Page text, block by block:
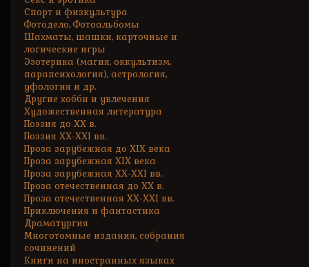
Спорт и физкультура
Фотодело, Фотоальбомы
Шахматы, шашки, карточные и
логические игры
Эзотерика (магия, оккультизм,
парапсихология), астрология,
уфология и др.
Другие хобби и увлечения
Художественная литература
Поэзия до XX в.
Поэзия XX-XXI вв.
Проза зарубежная до XIX века
Проза зарубежная XIX века
Проза зарубежная XX-XXI вв.
Проза отечественная до XX в.
Проза отечественная XX-XXI вв.
Приключения и фантастика
Драматургия
Многотомные издания, собрания
сочинений
Книги на иностранных языках